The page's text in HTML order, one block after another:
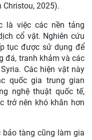
2025).
là việc các nền tảng
cổ vật. Nghiên cứu
tục được sử dụng để
đá, tranh khảm và các
Các hiện vật này
quốc gia trung gian
nghệ thuật quốc tế,
trở nên khó khăn hơn
tàng cũng làm gia